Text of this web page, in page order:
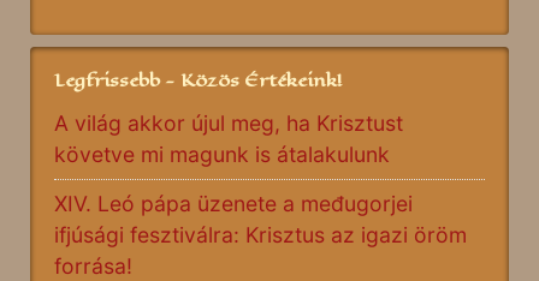
Legfrissebb - Közös Értékeink!
A világ akkor újul meg, ha Krisztust
követve mi magunk is átalakulunk
XIV. Leó pápa üzenete a međugorjei
ifjúsági fesztiválra: Krisztus az igazi öröm
forrása!